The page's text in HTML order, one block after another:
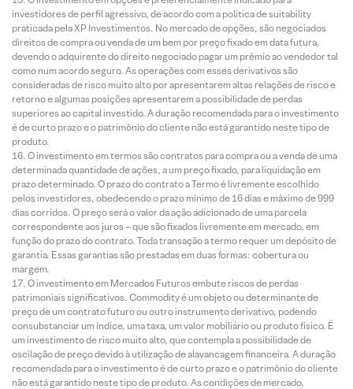
investidores de perfil agressivo, de acordo com a política de suitability
praticada pela XP Investimentos. No mercado de opções, são negociados
direitos de compra ou venda de um bem por preço fixado em data futura,
devendo o adquirente do direito negociado pagar um prêmio ao vendedor tal
como num acordo seguro. As operações com esses derivativos são
consideradas de risco muito alto por apresentarem altas relações de risco e
retorno e algumas posições apresentarem a possibilidade de perdas
superiores ao capital investido. A duração recomendada para o investimento
é de curto prazo e o patrimônio do cliente não está garantido neste tipo de
produto.
O investimento em termos são contratos para compra ou a venda de uma
determinada quantidade de ações, a um preço fixado, para liquidação em
prazo determinado. O prazo do contrato a Termo é livremente escolhido
pelos investidores, obedecendo o prazo mínimo de 16 dias e máximo de 999
dias corridos. O preço será o valor da ação adicionado de uma parcela
correspondente aos juros – que são fixados livremente em mercado, em
função do prazo do contrato. Toda transação a termo requer um depósito de
garantia. Essas garantias são prestadas em duas formas: cobertura ou
margem.
O investimento em Mercados Futuros embute riscos de perdas
patrimoniais significativos. Commodity é um objeto ou determinante de
preço de um contrato futuro ou outro instrumento derivativo, podendo
consubstanciar um índice, uma taxa, um valor mobiliário ou produto físico. É
um investimento de risco muito alto, que contempla a possibilidade de
oscilação de preço devido à utilização de alavancagem financeira. A duração
recomendada para o investimento é de curto prazo e o patrimônio do cliente
não está garantido neste tipo de produto. As condições de mercado,